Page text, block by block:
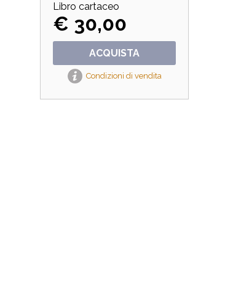
Libro cartaceo
€ 30,00
ACQUISTA
Condizioni di vendita